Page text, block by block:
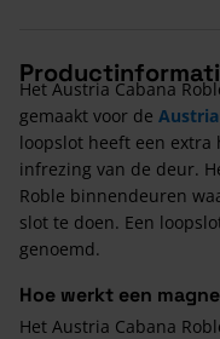
Het Austria Cabana
gemaakt voor de
loopslot heeft een extra
infrezing van de deur.
Roble binnendeuren
slot te doen. Een
genoemd.
Hoe werkt een
Het Austria Cabana